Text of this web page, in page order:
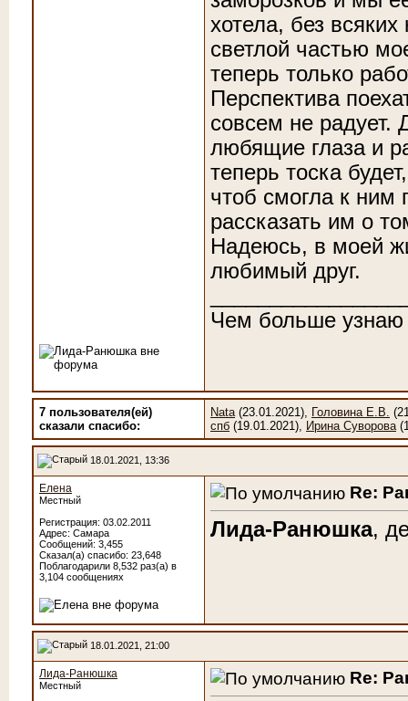
хотела, без
светлой частью
теперь только
Перспектива
совсем не радует.
любящие глаза и
теперь тоска
чтоб смогла к ним
рассказать им о
Надеюсь, в моей
любимый друг.
Чем больше
7 пользователя(ей)
сказали cпасибо:
Nata(23.01.2021), Головина Е.В.
спб (19.01.2021), Ирина Суворова
18.01.2021, 13:36
Елена
Местный
Регистрация: 03.02.2011
Адрес: Самара
Сообщений: 3,455
Сказал(а) спасибо: 23,648
Поблагодарили 8,532 раз(а) в
3,104 сообщениях
Re:
Лида-Ранюшка,
18.01.2021, 21:00
Лида-Ранюшка
Местный Re: